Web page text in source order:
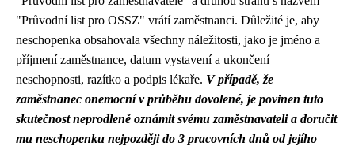
"Průvodní list pro OSSZ" vrátí zaměstnanci. Důležité je, aby
neschopenka obsahovala všechny náležitosti, jako je jméno a
příjmení zaměstnance, datum vystavení a ukončení
neschopnosti, razítko a podpis lékaře. V případě, že
zaměstnanec onemocní v průběhu dovolené, je povinen tuto
skutečnost neprodleně oznámit svému zaměstnavateli a doručit
mu neschopenku nejpozději do 3 pracovních dnů od jejího